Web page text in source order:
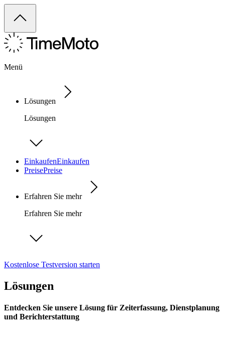
Menü
Lösungen
Lösungen
EinkaufenEinkaufen
PreisePreise
Erfahren Sie mehr
Erfahren Sie mehr
Kostenlose Testversion starten
Lösungen
Entdecken Sie unsere Lösung für Zeiterfassung, Dienstplanung
und Berichterstattung